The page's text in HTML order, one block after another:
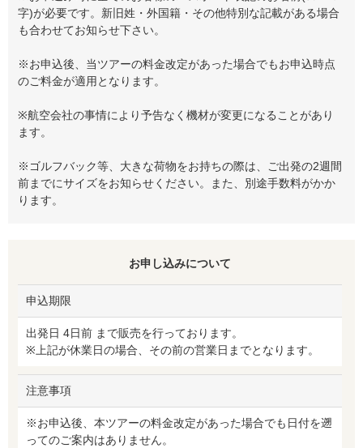
字)が必要です。新旧姓・外国籍・その他特別な記載がある場合
も合わせてお知らせ下さい。
※お申込後、当ツアーの料金改定があった場合でもお申込時点
のご料金が適用となります。
※航空会社の事情により予告なく機材が変更になることがあり
ます。
※ゴルフバック等、大きな荷物をお持ちの際は、ご出発の2週間
前までにサイズをお知らせください。また、別途手数料がかか
ります。
お申し込みについて
申込期限
出発日 4日前 まで販売を行っております。
※上記が休業日の場合、その前の営業日までとなります。
注意事項
※お申込後、本ツアーの料金改定があった場合でも日付を遡
ってのご案内はありません。